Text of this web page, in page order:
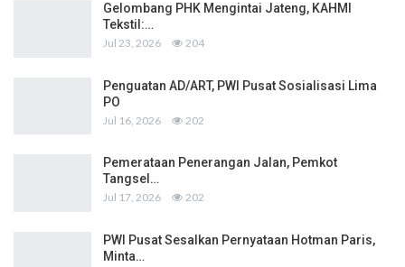
Gelombang PHK Mengintai Jateng, KAHMI
Tekstil:…
Jul 23, 2026 204
Penguatan AD/ART, PWI Pusat Sosialisasi Lima
PO
Jul 16, 2026 202
Pemerataan Penerangan Jalan, Pemkot
Tangsel…
Jul 17, 2026 202
PWI Pusat Sesalkan Pernyataan Hotman Paris,
Minta…